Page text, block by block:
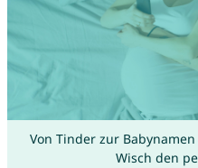
Von Tinder zur
Wisch den